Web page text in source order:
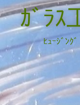
ｶﾞﾗｽ
ﾋｭｰｼﾞﾝｸ